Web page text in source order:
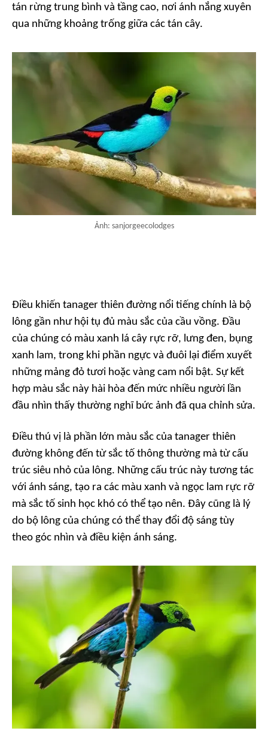
tán rừng trung bình và tầng cao, nơi ánh nắng xuyên
qua những khoảng trống giữa các tán cây.
Ảnh: sanjorgeecolodges
Điều khiến tanager thiên đường nổi tiếng chính là bộ
lông gần như hội tụ đủ màu sắc của cầu vồng. Đầu
của chúng có màu xanh lá cây rực rỡ, lưng đen, bụng
xanh lam, trong khi phần ngực và đuôi lại điểm xuyết
những mảng đỏ tươi hoặc vàng cam nổi bật. Sự kết
hợp màu sắc này hài hòa đến mức nhiều người lần
đầu nhìn thấy thường nghĩ bức ảnh đã qua chỉnh sửa.
Điều thú vị là phần lớn màu sắc của tanager thiên
đường không đến từ sắc tố thông thường mà từ cấu
trúc siêu nhỏ của lông. Những cấu trúc này tương tác
với ánh sáng, tạo ra các màu xanh và ngọc lam rực rỡ
mà sắc tố sinh học khó có thể tạo nên. Đây cũng là lý
do bộ lông của chúng có thể thay đổi độ sáng tùy
theo góc nhìn và điều kiện ánh sáng.